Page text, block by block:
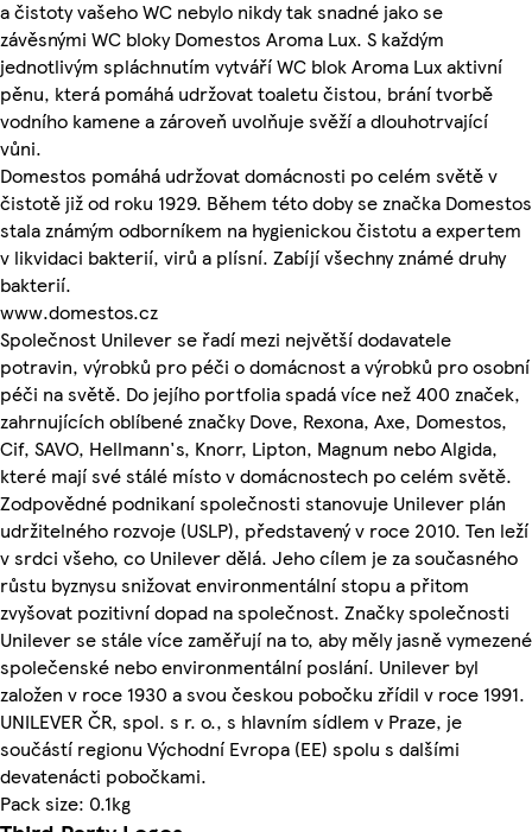
a čistoty vašeho WC nebylo nikdy tak snadné jako se
závěsnými WC bloky Domestos Aroma Lux. S každým
jednotlivým spláchnutím vytváří WC blok Aroma Lux aktivní
pěnu, která pomáhá udržovat toaletu čistou, brání tvorbě
vodního kamene a zároveň uvolňuje svěží a dlouhotrvající
vůni.
Domestos pomáhá udržovat domácnosti po celém světě v
čistotě již od roku 1929. Během této doby se značka Domestos
stala známým odborníkem na hygienickou čistotu a expertem
v likvidaci bakterií, virů a plísní. Zabíjí všechny známé druhy
bakterií.
www.domestos.cz
Společnost Unilever se řadí mezi největší dodavatele
potravin, výrobků pro péči o domácnost a výrobků pro osobní
péči na světě. Do jejího portfolia spadá více než 400 značek,
zahrnujících oblíbené značky Dove, Rexona, Axe, Domestos,
Cif, SAVO, Hellmann's, Knorr, Lipton, Magnum nebo Algida,
které mají své stálé místo v domácnostech po celém světě.
Zodpovědné podnikaní společnosti stanovuje Unilever plán
udržitelného rozvoje (USLP), představený v roce 2010. Ten leží
v srdci všeho, co Unilever dělá. Jeho cílem je za současného
růstu byznysu snižovat environmentální stopu a přitom
zvyšovat pozitivní dopad na společnost. Značky společnosti
Unilever se stále více zaměřují na to, aby měly jasně vymezené
společenské nebo environmentální poslání. Unilever byl
založen v roce 1930 a svou českou pobočku zřídil v roce 1991.
UNILEVER ČR, spol. s r. o., s hlavním sídlem v Praze, je
součástí regionu Východní Evropa (EE) spolu s dalšími
devatenácti pobočkami.
Pack size: 0.1kg